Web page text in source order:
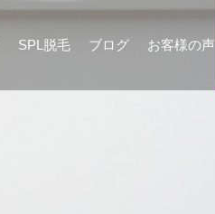
SPL脱毛 ブログ お客様の声